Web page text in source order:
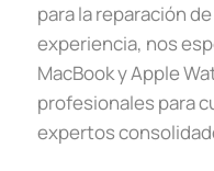
para la reparación
experiencia, nos
MacBook y Apple
profesionales para
expertos